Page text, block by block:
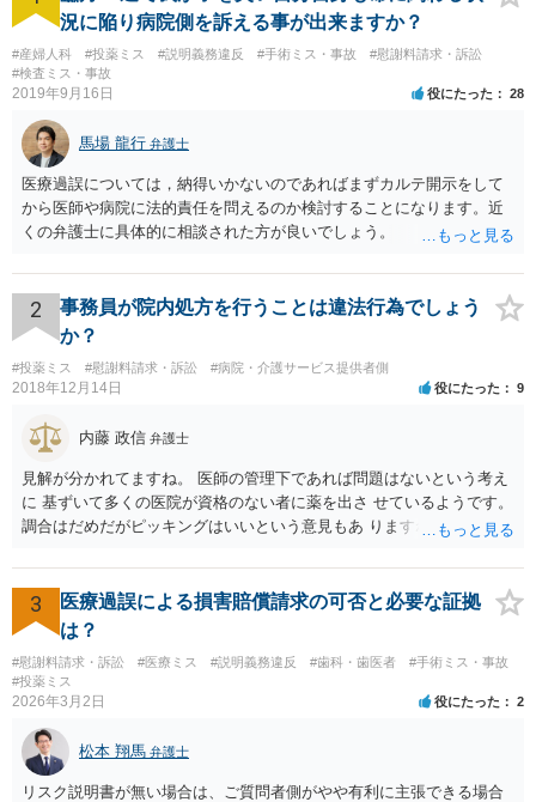
況に陥り病院側を訴える事が出来ますか？
#産婦人科 #投薬ミス #説明義務違反 #手術ミス・事故
#慰謝料請求・訴訟
#検査ミス・事故
2019年9月16日 役にたった 28
馬場 龍行 弁護士
医療過誤については，納得いかないのであればまずカルテ開示をして
から医師や病院に法的責任を問えるのか検討することになります。近
くの弁護士に具体的に相談された方が良いでしょう。
2
事務員が院内処方を行うことは違法行為でしょう
か？
#投薬ミス #慰謝料請求・訴訟 #病院・介護サービス提供者側
2018年12月14日 役にたった 9
内藤 政信 弁護士
見解が分かれてますね。 医師の管理下であれば問題はないという考え
に 基ずいて多くの医院が資格のない者に薬を出さ せているようです。
調合はだめだがピッキングはいいという意見もあ りますね。 また患者
いますね。 院外とではかなり金額が低くなるようです。 したがって、
違法とは断じきれないですね。 あなたが罪になることは、まったくあ
りません。 やめるなら、２週間ルールにのっとってやめたほう がいい
でしょう。
3
医療過誤による損害賠償請求の可否と必要な証拠
は？
#慰謝料請求・訴訟 #医療ミス #説明義務違反 #歯科・歯医者
#手術ミス・事故
#投薬ミス
2026年3月2日 役にたった 2
松本 翔馬 弁護士
リスク説明書が無い場合は、ご質問者側がやや有利に主張できる場合